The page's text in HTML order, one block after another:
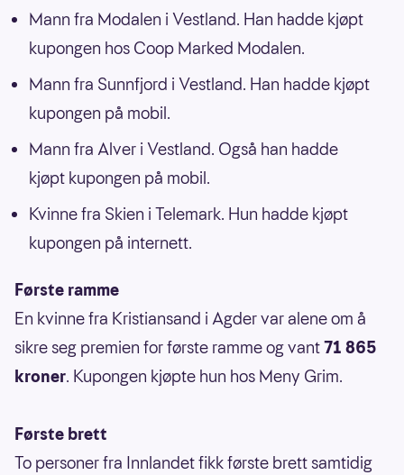
Mann fra Modalen i Vestland. Han hadde kjøpt
kupongen hos Coop Marked Modalen.
Mann fra Sunnfjord i Vestland. Han hadde kjøpt
kupongen på mobil.
Mann fra Alver i Vestland. Også han hadde
kjøpt kupongen på mobil.
Kvinne fra Skien i Telemark. Hun hadde kjøpt
kupongen på internett.
Første ramme
En kvinne fra Kristiansand i Agder var alene om å
sikre seg premien for første ramme og vant71 865
kroner. Kupongen kjøpte hun hos Meny Grim.
Første brett
To personer fra Innlandet fikk første brett samtidig